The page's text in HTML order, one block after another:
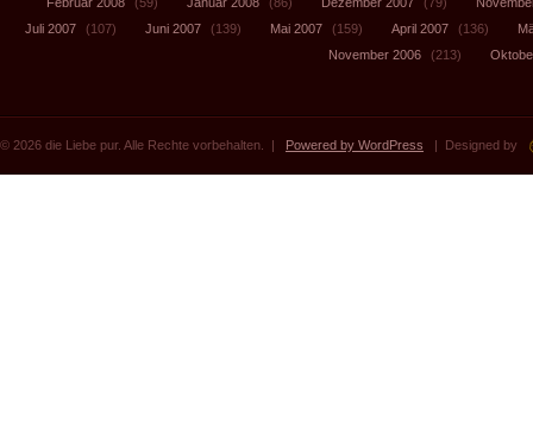
Juli 2007
(107) Juni 2007 (139) Mai 2007 (159) April 2007 (136)
November 2006
(213)
© 2026 die Liebe pur. Alle Rechte vorbehalten. | Powered by WordPress | Designed by